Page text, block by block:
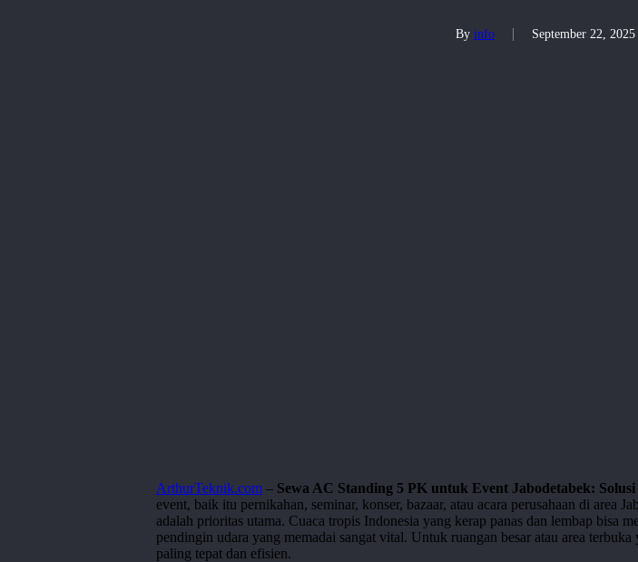
By info September 22, 2025
ArthurTeknik.com – Sewa AC Standing 5 PK untuk Event Jabodetabek:
event, baik itu pernikahan, seminar, konser, bazaar, atau acara perusahaan di area
adalah prioritas utama. Cuaca tropis Indonesia yang kerap panas dan lembap bisa
pendingin udara yang memadai sangat vital. Untuk ruangan besar atau area terbuka
paling tepat dan efisien.